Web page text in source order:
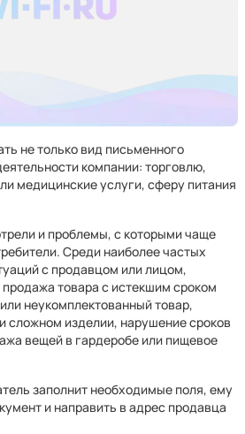
не только вид письменного
компании: торговлю,
медицинские услуги, сферу питания
и проблемы, с которыми чаще
Среди наиболее частых
с продавцом или лицом,
товара с истекшим сроком
неукомплектованный товар,
сложном изделии, нарушение сроков
вещей в гардеробе или пищевое
заполнит необходимые поля, ему
и направить в адрес продавца